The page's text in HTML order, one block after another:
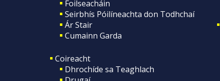
Foilseacháin
Seirbhís Póilíneachta don Todhchaí
Ár Stair
Cumainn Garda
Coireacht
Dhrochíde sa Teaghlach